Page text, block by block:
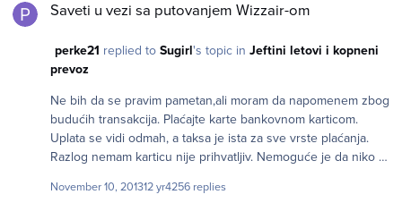
Saveti u vezi sa putovanjem Wizzair-om
perke21 replied to Sugirl's topic in Jeftini letovi i kopneni
prevoz
Ne bih da se pravim pametan,ali moram da napomenem zbog
budućih transakcija. Plaćajte karte bankovnom karticom.
Uplata se vidi odmah, a taksa je ista za sve vrste plaćanja.
Razlog nemam karticu nije prihvatljiv. Nemoguće je da niko u
ima bar tri osobe koje će vam pomoći. Ako lično vi nemate
November 10, 201312 yr4256 replies